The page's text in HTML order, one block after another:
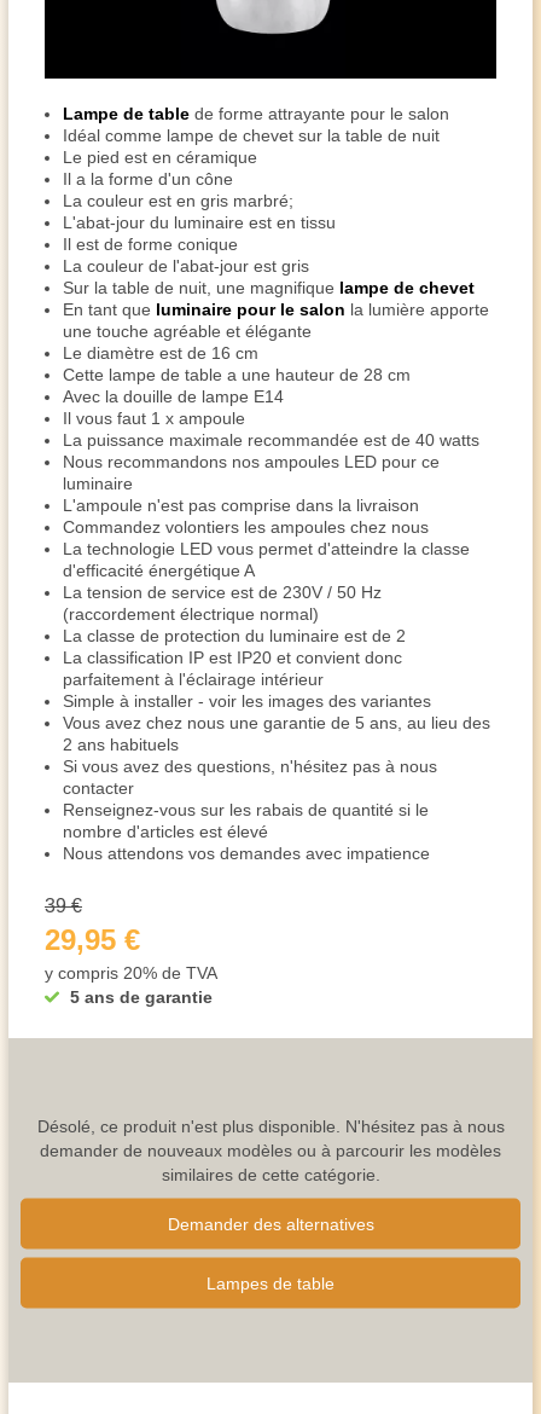
Lampe de table de forme attrayante pour le salon
Idéal comme lampe de chevet sur la table de nuit
Le pied est en céramique
Il a la forme d'un cône
La couleur est en gris marbré;
L'abat-jour du luminaire est en tissu
Il est de forme conique
La couleur de l'abat-jour est gris
Sur la table de nuit, une magnifique lampe de chevet
En tant que luminaire pour le salon la lumière apporte
une touche agréable et élégante
Le diamètre est de 16 cm
Cette lampe de table a une hauteur de 28 cm
Avec la douille de lampe E14
Il vous faut 1 x ampoule
La puissance maximale recommandée est de 40 watts
Nous recommandons nos ampoules LED pour ce
luminaire
L'ampoule n'est pas comprise dans la livraison
Commandez volontiers les ampoules chez nous
La technologie LED vous permet d'atteindre la classe
d'efficacité énergétique A
La tension de service est de 230V / 50 Hz
(raccordement électrique normal)
La classe de protection du luminaire est de 2
La classification IP est IP20 et convient donc
parfaitement à l'éclairage intérieur
Simple à installer - voir les images des variantes
Vous avez chez nous une garantie de 5 ans, au lieu des
2 ans habituels
Si vous avez des questions, n'hésitez pas à nous
contacter
Renseignez-vous sur les rabais de quantité si le
nombre d'articles est élevé
Nous attendons vos demandes avec impatience
5 ans de garantie
39 €
29,95 €
y compris 20% de TVA
Désolé, ce produit n'est plus disponible. N'hésitez pas à nous
demander de nouveaux modèles ou à parcourir les modèles
similaires de cette catégorie.
Demander des alternatives
Lampes de table